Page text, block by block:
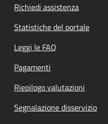
Richiedi assistenza
Statistiche del portale
Leggi le FAQ
Pagamenti
Riepilogo valutazioni
Segnalazione disservizio